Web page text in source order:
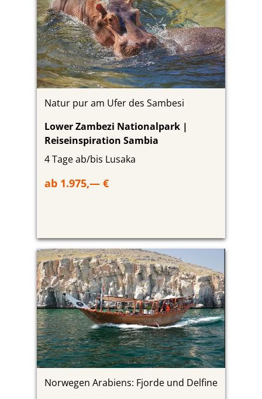
Natur pur am Ufer des Sambesi
Lower Zambezi Nationalpark |
Reiseinspiration Sambia
4 Tage ab/bis Lusaka
ab 1.975,— €
Norwegen Arabiens: Fjorde und Delfine